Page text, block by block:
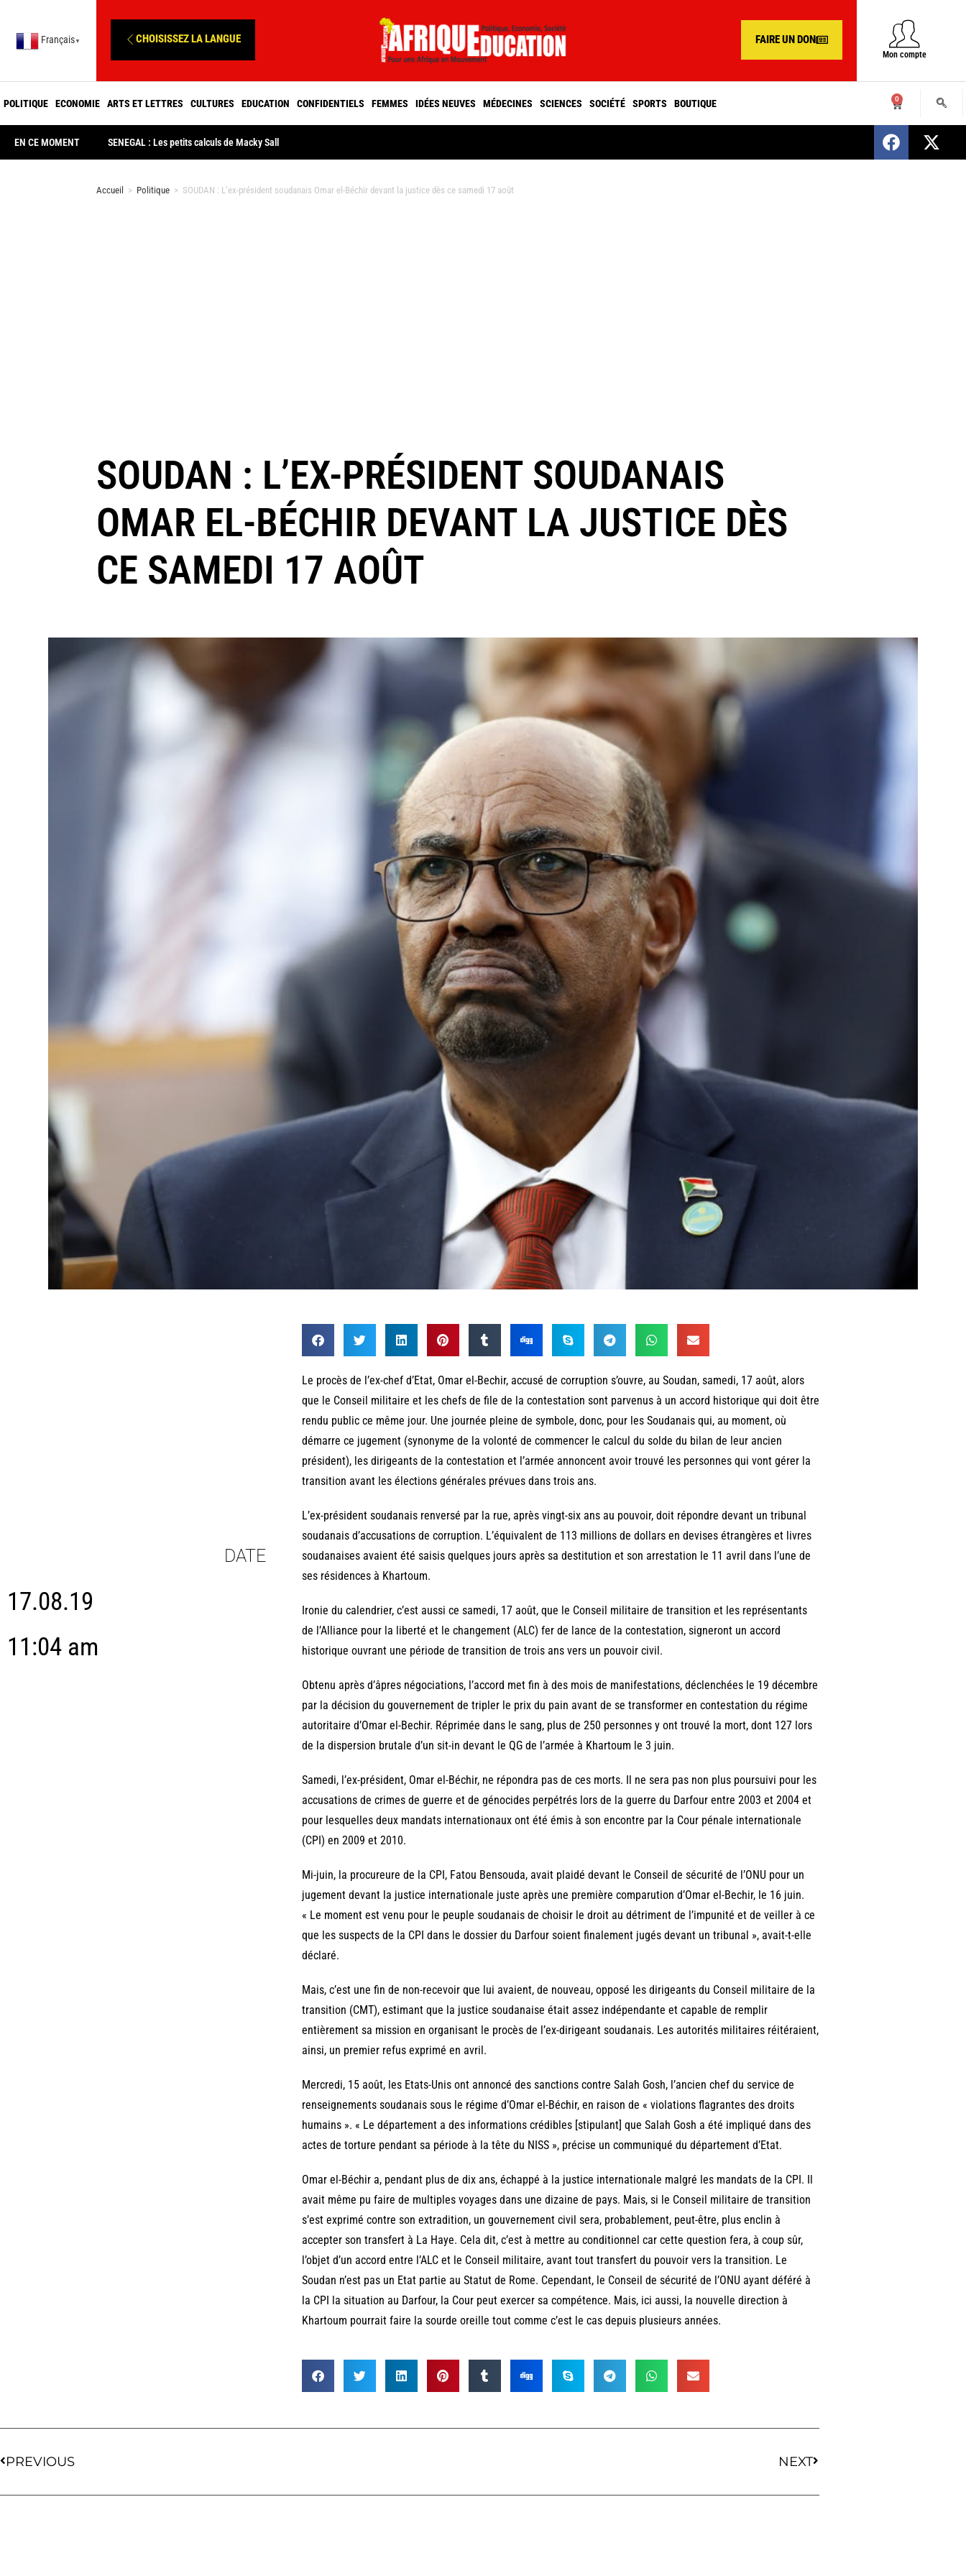
Français ▼ CHOISISSEZ LA LANGUE FAIRE UN DON
Mon compte
POLITIQUE ECONOMIE ARTS ET LETTRES CULTURES EDUCATION CONFIDENTIELS FEMMES IDÉES NEUVES MÉDECINES SCIENCES SOCIÉTÉ SPORTS BOUTIQUE 0
EN CE MOMENT SENEGAL : Les petits calculs de Macky Sall SENEGAL : Nomination d’un nouveau
Accueil > Politique > SOUDAN : L’ex-président soudanais Omar el-Béchir devant la justice dès ce samedi 17 août
SOUDAN : L’EX-PRÉSIDENT SOUDANAIS
OMAR EL-BÉCHIR DEVANT LA JUSTICE DÈS
CE SAMEDI 17 AOÛT
DATE
17.08.19
11:04 am
Le procès de l’ex-chef d’Etat, Omar el-Bechir, accusé de corruption s’ouvre, au Soudan, samedi, 17 août, alors
que le Conseil militaire et les chefs de file de la contestation sont parvenus à un accord historique qui doit être
rendu public ce même jour. Une journée pleine de symbole, donc, pour les Soudanais qui, au moment, où
démarre ce jugement (synonyme de la volonté de commencer le calcul du solde du bilan de leur ancien
président), les dirigeants de la contestation et l’armée annoncent avoir trouvé les personnes qui vont gérer la
transition avant les élections générales prévues dans trois ans.
L’ex-président soudanais renversé par la rue, après vingt-six ans au pouvoir, doit répondre devant un tribunal
soudanais d’accusations de corruption. L’équivalent de 113 millions de dollars en devises étrangères et livres
soudanaises avaient été saisis quelques jours après sa destitution et son arrestation le 11 avril dans l’une de
ses résidences à Khartoum.
Ironie du calendrier, c’est aussi ce samedi, 17 août, que le Conseil militaire de transition et les représentants
de l’Alliance pour la liberté et le changement (ALC) fer de lance de la contestation, signeront un accord
historique ouvrant une période de transition de trois ans vers un pouvoir civil.
Obtenu après d’âpres négociations, l’accord met fin à des mois de manifestations, déclenchées le 19 décembre
par la décision du gouvernement de tripler le prix du pain avant de se transformer en contestation du régime
autoritaire d’Omar el-Bechir. Réprimée dans le sang, plus de 250 personnes y ont trouvé la mort, dont 127 lors
de la dispersion brutale d’un sit-in devant le QG de l’armée à Khartoum le 3 juin.
Samedi, l’ex-président, Omar el-Béchir, ne répondra pas de ces morts. Il ne sera pas non plus poursuivi pour les
accusations de crimes de guerre et de génocides perpétrés lors de la guerre du Darfour entre 2003 et 2004 et
pour lesquelles deux mandats internationaux ont été émis à son encontre par la Cour pénale internationale
(CPI) en 2009 et 2010.
Mi-juin, la procureure de la CPI, Fatou Bensouda, avait plaidé devant le Conseil de sécurité de l’ONU pour un
jugement devant la justice internationale juste après une première comparution d’Omar el-Bechir, le 16 juin.
« Le moment est venu pour le peuple soudanais de choisir le droit au détriment de l’impunité et de veiller à ce
que les suspects de la CPI dans le dossier du Darfour soient finalement jugés devant un tribunal », avait-t-elle
déclaré.
Mais, c’est une fin de non-recevoir que lui avaient, de nouveau, opposé les dirigeants du Conseil militaire de la
transition (CMT), estimant que la justice soudanaise était assez indépendante et capable de remplir
entièrement sa mission en organisant le procès de l’ex-dirigeant soudanais. Les autorités militaires réitéraient,
ainsi, un premier refus exprimé en avril.
Mercredi, 15 août, les Etats-Unis ont annoncé des sanctions contre Salah Gosh, l’ancien chef du service de
renseignements soudanais sous le régime d’Omar el-Béchir, en raison de « violations flagrantes des droits
humains ». « Le département a des informations crédibles [stipulant] que Salah Gosh a été impliqué dans des
actes de torture pendant sa période à la tête du NISS », précise un communiqué du département d’Etat.
Omar el-Béchir a, pendant plus de dix ans, échappé à la justice internationale malgré les mandats de la CPI. Il
avait même pu faire de multiples voyages dans une dizaine de pays. Mais, si le Conseil militaire de transition
s’est exprimé contre son extradition, un gouvernement civil sera, probablement, peut-être, plus enclin à
accepter son transfert à La Haye. Cela dit, c’est à mettre au conditionnel car cette question fera, à coup sûr,
l’objet d’un accord entre l’ALC et le Conseil militaire, avant tout transfert du pouvoir vers la transition. Le
Soudan n’est pas un Etat partie au Statut de Rome. Cependant, le Conseil de sécurité de l’ONU ayant déféré à
la CPI la situation au Darfour, la Cour peut exercer sa compétence. Mais, ici aussi, la nouvelle direction à
Khartoum pourrait faire la sourde oreille tout comme c’est le cas depuis plusieurs années.
PREVIOUS NEXT